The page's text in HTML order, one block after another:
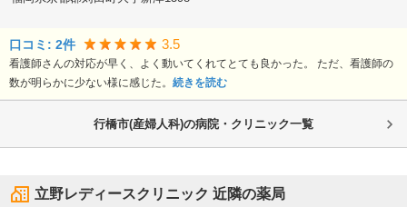
口コミ: 2件 3.5
看護師さんの対応が早く、よく動いてくれてとても良かった。 ただ、看護師の
数が明らかに少ない様に感じた。 続きを読む
行橋市(産婦人科)の病院・クリニック一覧
立野レディースクリニック 近隣の薬局